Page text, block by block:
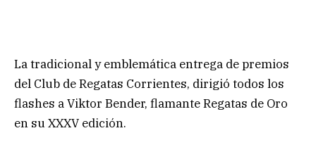
La tradicional y emblemática entrega de premios
del Club de Regatas Corrientes, dirigió todos los
flashes a Viktor Bender, flamante Regatas de Oro
en su XXXV edición.